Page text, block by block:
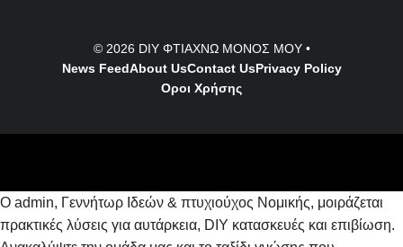
© 2026 DIY ΦΤΙΑΧΝΩ ΜΟΝΟΣ ΜΟΥ•
News FeedAbout UsContactUsPrivacy Policy
Οροι Χρήσης
Ο admin, Γεννήτωρ Ιδεών & πτυχιούχος Νομικής, μοιράζεται
πρακτικές λύσεις για αυτάρκεια, DIY κατασκευές και επιβίωση.